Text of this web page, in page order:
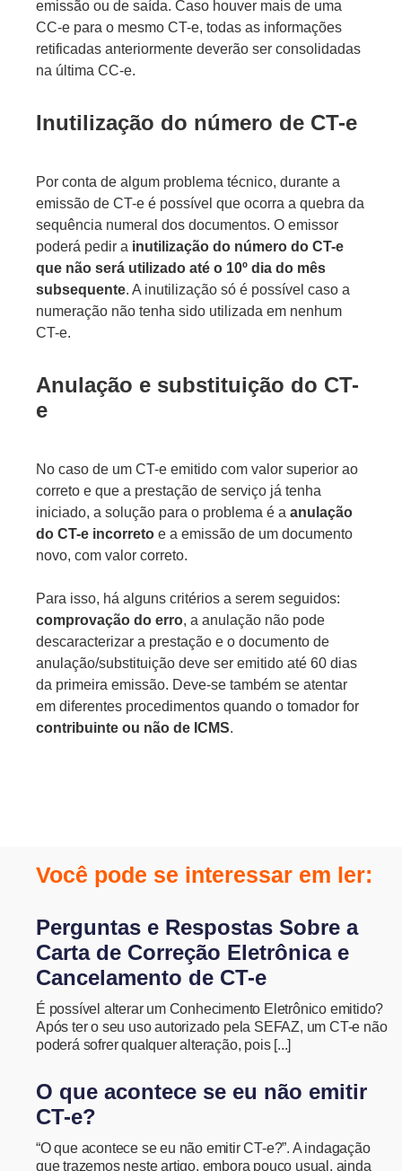
emissão ou de saída. Caso houver mais de uma
CC-e para o mesmo CT-e, todas as informações
retificadas anteriormente deverão ser consolidadas
na última CC-e.
Inutilização do número de CT-e
Por conta de algum problema técnico, durante a
emissão de CT-e é possível que ocorra a quebra da
sequência numeral dos documentos. O emissor
poderá pedir a inutilização do número do CT-e
que não será utilizado até o 10º dia do mês
subsequente. A inutilização só é possível caso a
numeração não tenha sido utilizada em nenhum
CT-e.
Anulação e substituição do CT-
e
No caso de um CT-e emitido com valor superior ao
correto e que a prestação de serviço já tenha
iniciado, a solução para o problema é a anulação
do CT-e incorreto e a emissão de um documento
novo, com valor correto.
Para isso, há alguns critérios a serem seguidos:
comprovação do erro, a anulação não pode
descaracterizar a prestação e o documento de
anulação/substituição deve ser emitido até 60 dias
da primeira emissão. Deve-se também se atentar
em diferentes procedimentos quando o tomador for
contribuinte ou não de ICMS.
Você pode se interessar em ler:
Perguntas e Respostas Sobre a
Carta de Correção Eletrônica e
Cancelamento de CT-e
É possível alterar um Conhecimento Eletrônico emitido?
Após ter o seu uso autorizado pela SEFAZ, um CT-e não
poderá sofrer qualquer alteração, pois [...]
O que acontece se eu não emitir
CT-e?
“O que acontece se eu não emitir CT-e?”. A indagação
que trazemos neste artigo, embora pouco usual, ainda